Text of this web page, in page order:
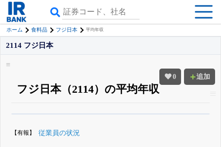
ホーム 食料品 フジ日本 平均年収
0 追加
2114 フジ日本
フジ日本（2114）の平均年収
く追える
無料でβ版をはじめる
【有報】 従業員の状況